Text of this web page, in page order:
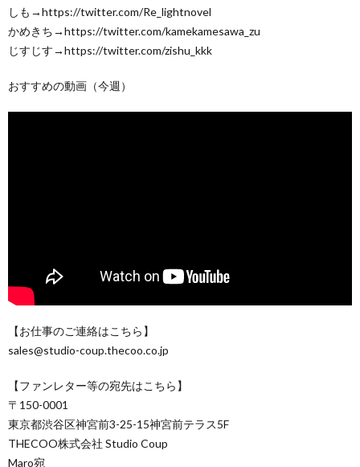
しも→https://twitter.com/Re_lightnovel
かめきち→https://twitter.com/kamekamesawa_zu
じすじす→https://twitter.com/zishu_kkk
おすすめの動画（今週）
【お仕事のご連絡はこちら】
sales@studio-coup.thecoo.co.jp
【ファンレター等の宛先はこちら】
〒150-0001
東京都渋谷区神宮前3-25-15神宮前テラス5F
THECOO株式会社 Studio Coup
Maro宛